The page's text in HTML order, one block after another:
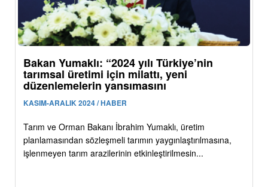
Bakan Yumaklı: “2024 yılı Türkiye’nin
tarımsal üretimi için milattı, yeni
düzenlemelerin yansımasını
KASIM-ARALIK 2024 / HABER
Tarım ve Orman Bakanı İbrahim Yumaklı, üretim
planlamasından sözleşmeli tarımın yaygınlaştırılmasına,
işlenmeyen tarım arazilerinin etkinleştirilmesin...